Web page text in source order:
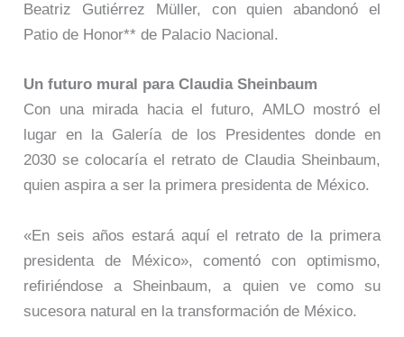
Beatriz Gutiérrez Müller, con quien abandonó el
Patio de Honor** de Palacio Nacional.
Un futuro mural para Claudia Sheinbaum
Con una mirada hacia el futuro, AMLO mostró el
lugar en la Galería de los Presidentes donde en
2030 se colocaría el retrato de Claudia Sheinbaum,
quien aspira a ser la primera presidenta de México.
«En seis años estará aquí el retrato de la primera
presidenta de México», comentó con optimismo,
refiriéndose a Sheinbaum, a quien ve como su
sucesora natural en la transformación de México.